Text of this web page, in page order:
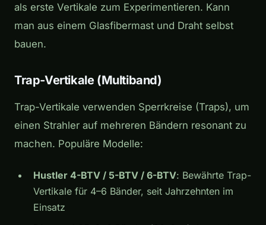
als erste Vertikale zum Experimentieren. Kann
man aus einem Glasfibermast und Draht selbst
bauen.
Trap-Vertikale (Multiband)
Trap-Vertikale verwenden Sperrkreise (Traps), um
einen Strahler auf mehreren Bändern resonant zu
machen. Populäre Modelle:
Hustler 4-BTV / 5-BTV / 6-BTV: Bewährte Trap-
Vertikale für 4–6 Bänder, seit Jahrzehnten im
Einsatz